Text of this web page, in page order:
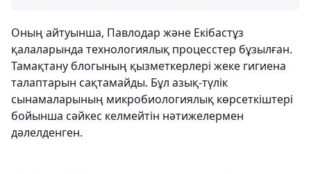
Оның айтуынша, Павлодар және Екібастұз
қалаларында технологиялық процесстер бұзылған.
Тамақтану блогының қызметкерлері жеке гигиена
талаптарын сақтамайды. Бұл азық-түлік
сынамаларының микробиологиялық көрсеткіштері
бойынша сәйкес келмейтін нәтижелермен
дәлелденген.